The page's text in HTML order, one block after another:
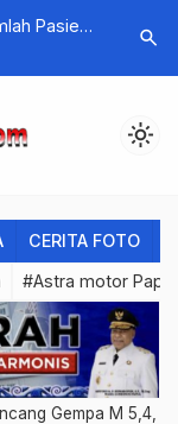
Pasien
Berapa
search
light_mode
CERITA FOTO
#Astra motor
Gempa M 5,4,